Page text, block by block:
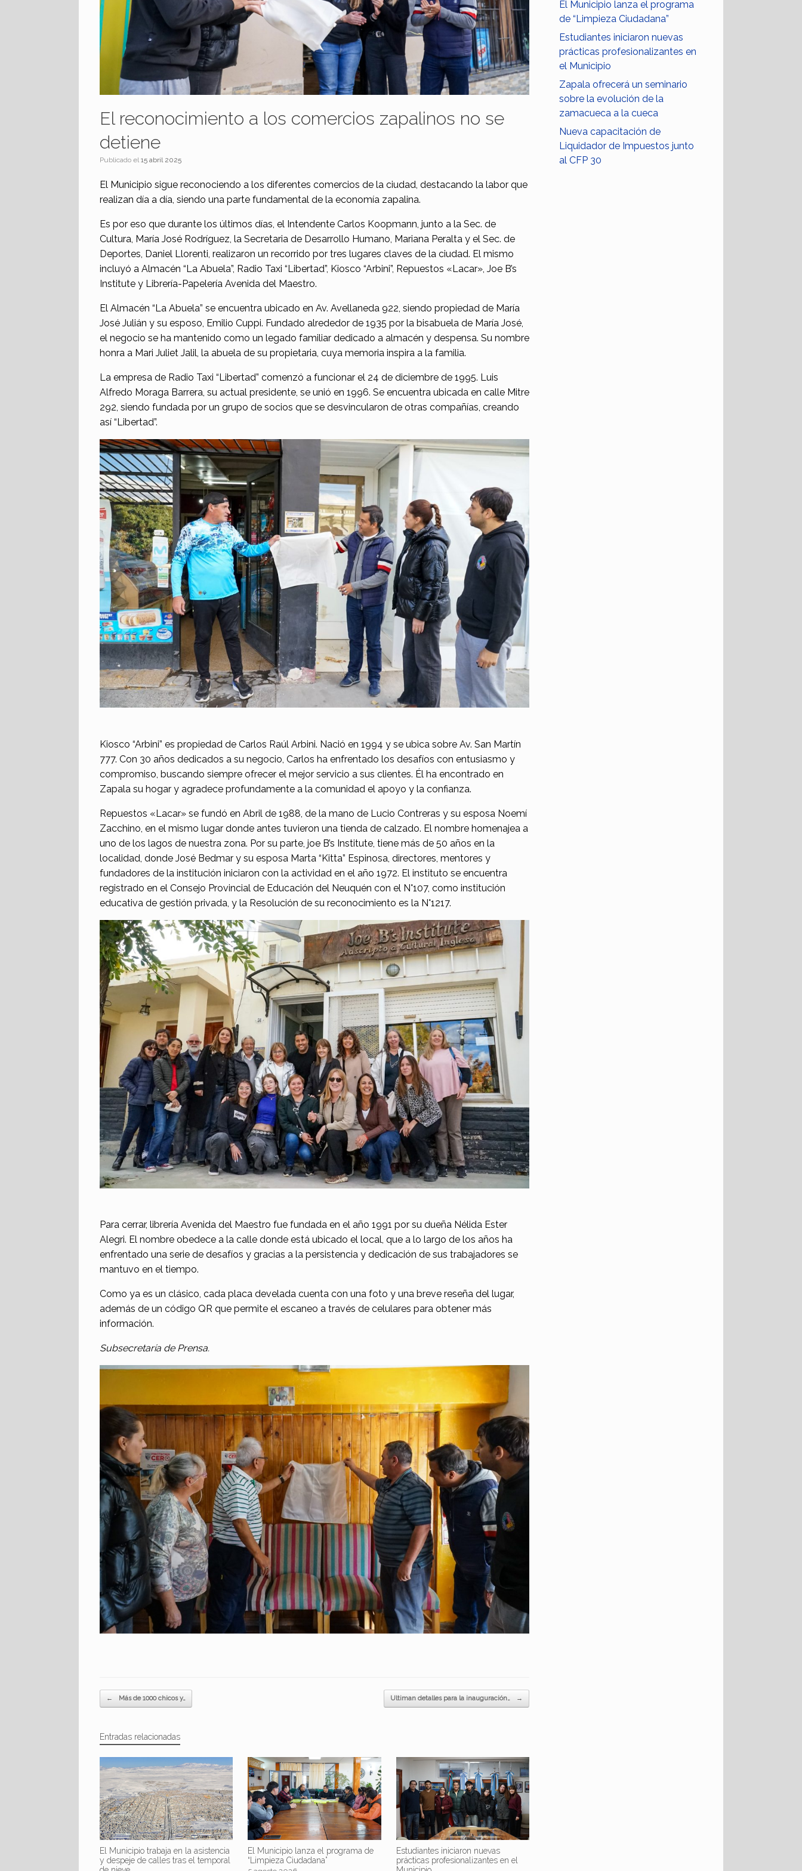
El reconocimiento a los comercios zapalinos no se
detiene
Publicado el15 abril 2025
El Municipio sigue reconociendo a los diferentes comercios de la ciudad, destacando la labor que
realizan día a día, siendo una parte fundamental de la economía zapalina.
Es por eso que durante los últimos días, el Intendente Carlos Koopmann, junto a la Sec. de
Cultura, María José Rodríguez, la Secretaria de Desarrollo Humano, Mariana Peralta y el Sec. de
Deportes, Daniel Llorenti, realizaron un recorrido por tres lugares claves de la ciudad. El mismo
incluyó a Almacén “La Abuela”, Radio Taxi “Libertad”, Kiosco “Arbini”, Repuestos «Lacar», Joe B’s
Institute y Librería-Papelería Avenida del Maestro.
El Almacén “La Abuela” se encuentra ubicado en Av. Avellaneda 922, siendo propiedad de María
José Julián y su esposo, Emilio Cuppi. Fundado alrededor de 1935 por la bisabuela de María José,
el negocio se ha mantenido como un legado familiar dedicado a almacén y despensa. Su nombre
honra a Mari Juliet Jalil, la abuela de su propietaria, cuya memoria inspira a la familia.
La empresa de Radio Taxi “Libertad” comenzó a funcionar el 24 de diciembre de 1995. Luis
Alfredo Moraga Barrera, su actual presidente, se unió en 1996. Se encuentra ubicada en calle Mitre
292, siendo fundada por un grupo de socios que se desvincularon de otras compañías, creando
así “Libertad”.
Kiosco “Arbini” es propiedad de Carlos Raúl Arbini. Nació en 1994 y se ubica sobre Av. San Martín
777. Con 30 años dedicados a su negocio, Carlos ha enfrentado los desafíos con entusiasmo y
compromiso, buscando siempre ofrecer el mejor servicio a sus clientes. Él ha encontrado en
Zapala su hogar y agradece profundamente a la comunidad el apoyo y la confianza.
Repuestos «Lacar» se fundó en Abril de 1988, de la mano de Lucio Contreras y su esposa Noemí
Zacchino, en el mismo lugar donde antes tuvieron una tienda de calzado. El nombre homenajea a
uno de los lagos de nuestra zona. Por su parte, joe B’s Institute, tiene más de 50 años en la
localidad, donde José Bedmar y su esposa Marta “Kitta” Espinosa, directores, mentores y
fundadores de la institución iniciaron con la actividad en el año 1972. El instituto se encuentra
registrado en el Consejo Provincial de Educación del Neuquén con el N°107, como institución
educativa de gestión privada, y la Resolución de su reconocimiento es la N°1217.
Para cerrar, librería Avenida del Maestro fue fundada en el año 1991 por su dueña Nélida Ester
Alegri. El nombre obedece a la calle donde está ubicado el local, que a lo largo de los años ha
enfrentado una serie de desafíos y gracias a la persistencia y dedicación de sus trabajadores se
mantuvo en el tiempo.
Como ya es un clásico, cada placa develada cuenta con una foto y una breve reseña del lugar,
además de un código QR que permite el escaneo a través de celulares para obtener más
información.
Subsecretaría de Prensa.
Navegador de artículos
← Más de 1000 chicos y… Ultiman detalles para la inauguración… →
Entradas relacionadas
El Municipio trabaja en la asistencia
y despeje de calles tras el temporal
El Municipio lanza el programa de
“Limpieza Ciudadana”
Estudiantes iniciaron nuevas
prácticas profesionalizantes en el
El Municipio lanza el programa
de “Limpieza Ciudadana”
Estudiantes iniciaron nuevas
prácticas profesionalizantes en
el Municipio
Zapala ofrecerá un seminario
sobre la evolución de la
zamacueca a la cueca
Nueva capacitación de
Liquidador de Impuestos junto
al CFP 30